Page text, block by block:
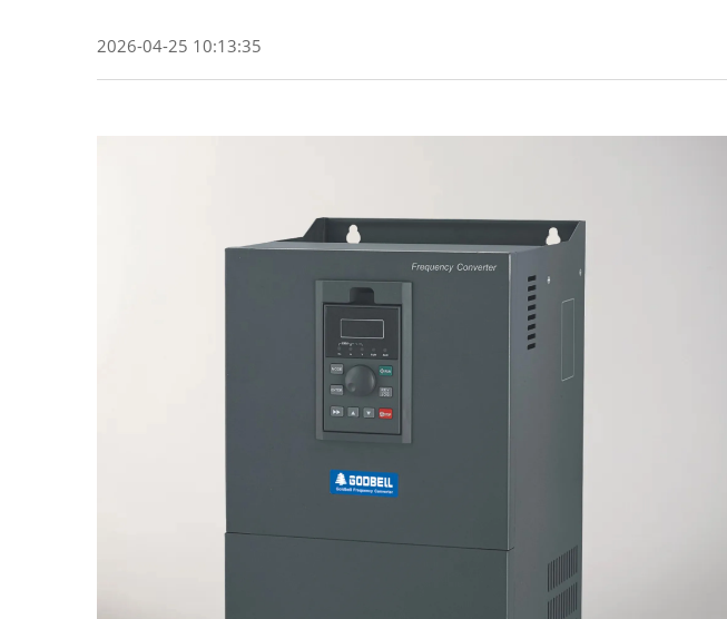
2026-04-25 10:13:35